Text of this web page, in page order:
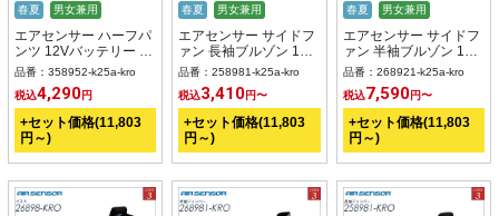
春夏 男女兼用
エアセンサー ハーフパ
ンツ 12Vバッテリー +
ファンset 【 358952-
K25A-KRO 】
品番：358952-k25a-kro
税込4,290円
+セット価格(11,803
円～)
春夏 男女兼用
エアセンサー サイドフ
ァン 長袖ブルゾン 12V
バッテリー + ファンset
【 258981-K25A-KRO
】
品番：258981-k25a-kro
税込3,410円〜
+セット価格(11,803
円～)
春夏 男女兼用
エアセンサー サイドフ
ァン 半袖ブルゾン 12V
バッテリー + ファンset
【 268921-K25A-KRO
】
品番：268921-k25a-kro
税込7,590円〜
+セット価格(11,803
円～)